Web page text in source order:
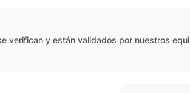
verifican y están validados por nuestros